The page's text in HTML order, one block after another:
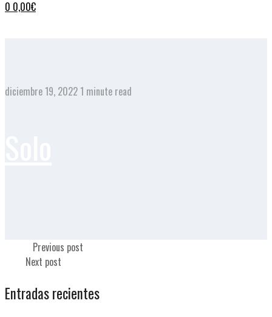
0 0,00€
diciembre 19, 2022 1 minute read
Previous post
Next post
Entradas recientes